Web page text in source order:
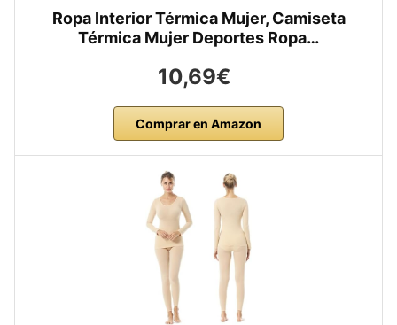
Ropa Interior Térmica Mujer, Camiseta
Térmica Mujer Deportes Ropa…
10,69€
Comprar en Amazon